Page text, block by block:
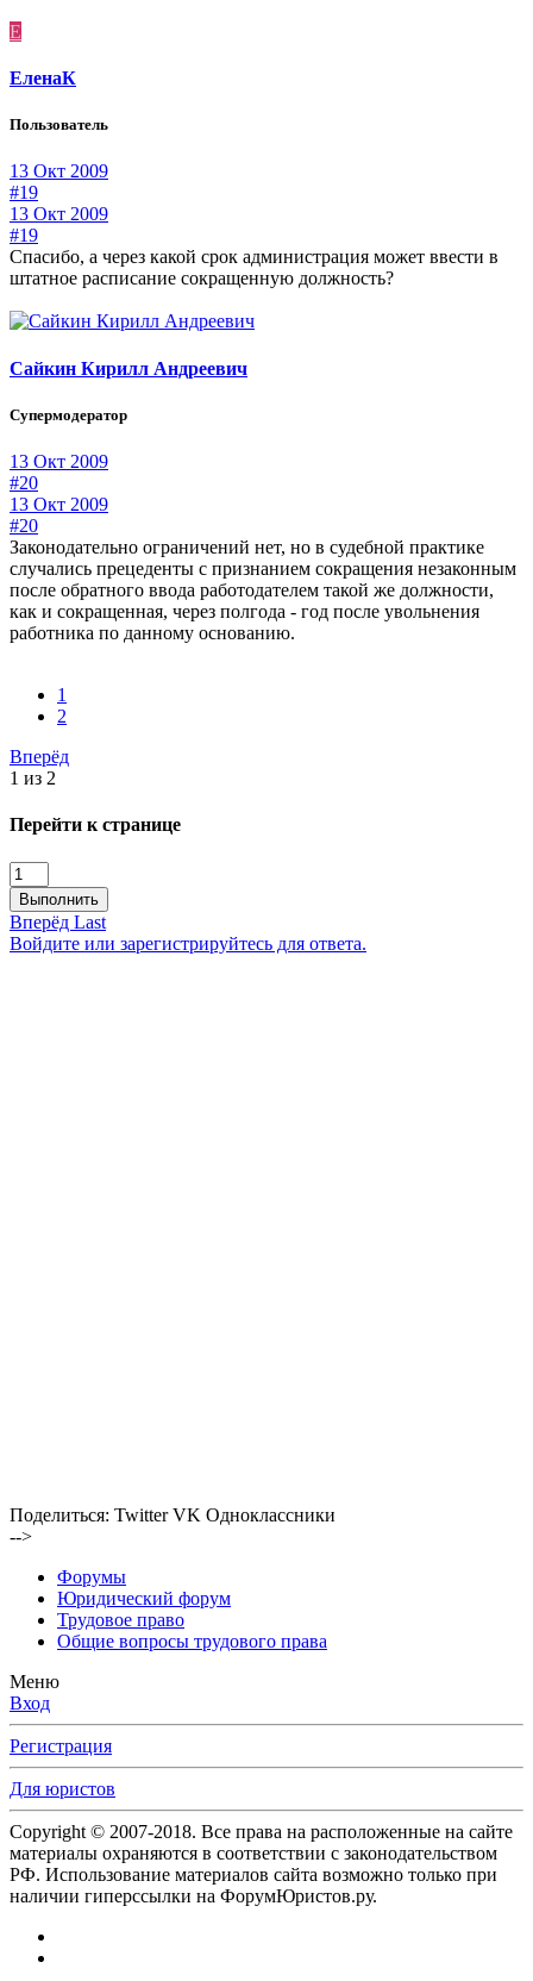
Е
ЕленаК
Пользователь
13 Окт 2009
#19
13 Окт 2009
#19
Спасибо, а через какой срок администрация может ввести в
штатное расписание сокращенную должность?
Сайкин Кирилл Андреевич
Супермодератор
13 Окт 2009
#20
13 Окт 2009
#20
Законодательно ограничений нет, но в судебной практике
случались прецеденты с признанием сокращения незаконным
после обратного ввода работодателем такой же должности,
как и сокращенная, через полгода - год после увольнения
работника по данному основанию.
1
2
Вперёд
1 из 2
Перейти к странице
Выполнить
Вперёд Last
Войдите или зарегистрируйтесь для ответа.
Поделиться: Twitter VK Одноклассники
-->
Форумы
Юридический форум
Трудовое право
Общие вопросы трудового права
Меню
Вход
Регистрация
Для юристов
Copyright © 2007-2018. Все права на расположенные на сайте
материалы охраняются в соответствии с законодательством
РФ. Использование материалов сайта возможно только при
наличии гиперссылки на ФорумЮристов.ру.